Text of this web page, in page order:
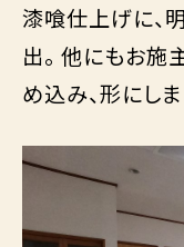
漆喰仕上げに、
出。 他にもお施
め込み、形にしま